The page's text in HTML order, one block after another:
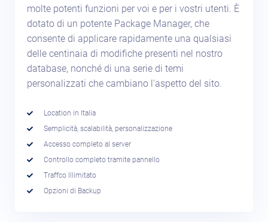
molte potenti funzioni per voi e per i vostri utenti. È
dotato di un potente Package Manager, che
consente di applicare rapidamente una qualsiasi
delle centinaia di modifiche presenti nel nostro
database, nonché di una serie di temi
personalizzati che cambiano l'aspetto del sito.
Location in Italia
Semplicità, scalabilità, personalizzazione
Accesso completo al server
Controllo completo tramite pannello
Traffco Illimitato
Opzioni di Backup